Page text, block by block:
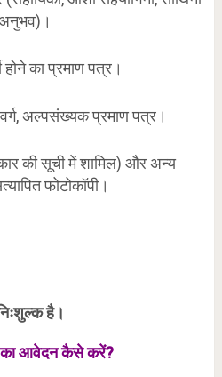
अनुभव)।
होने का प्रमाण पत्र।
अल्पसंख्यक प्रमाण पत्र।
की सूची में शामिल) और अन्य
फोटोकॉपी।
है।
का आवेदन कैसे करें?